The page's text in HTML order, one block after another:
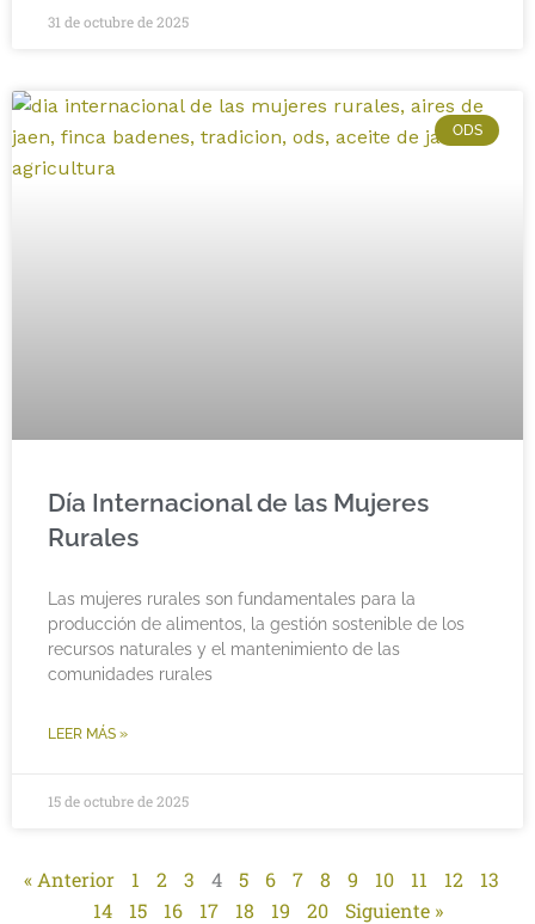
31 de octubre de 2025
ODS
Día Internacional de las Mujeres
Rurales
Las mujeres rurales son fundamentales para la
producción de alimentos, la gestión sostenible de los
recursos naturales y el mantenimiento de las
comunidades rurales
LEER MÁS »
15 de octubre de 2025
« Anterior 1 2 3 4 5 6 7 8 9 10 11 12
13
14
15 16 17 18 19 20 Siguiente »